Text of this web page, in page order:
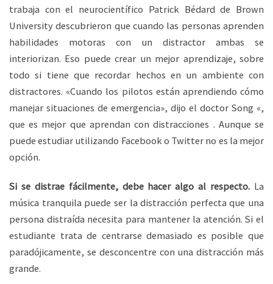
trabaja con el neurocientífico Patrick Bédard de Brown
University descubrieron que cuando las personas aprenden
habilidades motoras con un distractor ambas se
interiorizan. Eso puede crear un mejor aprendizaje, sobre
todo si tiene que recordar hechos en un ambiente con
distractores. «Cuando los pilotos están aprendiendo cómo
manejar situaciones de emergencia», dijo el doctor Song «,
que es mejor que aprendan con distracciones . Aunque se
puede estudiar utilizando Facebook o Twitter no es la mejor
opción.
Si se distrae fácilmente, debe hacer algo al respecto. La
música tranquila puede ser la distracción perfecta que una
persona distraída necesita para mantener la atención. Si el
estudiante trata de centrarse demasiado es posible que
paradójicamente, se desconcentre con una distracción más
grande.